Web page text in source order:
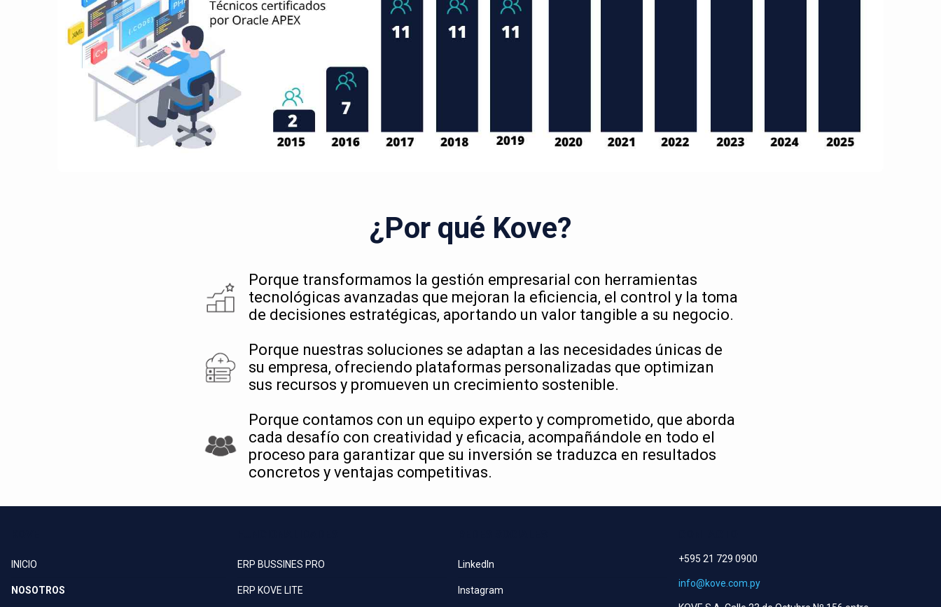
¿Por qué Kove?
Porque transformamos la gestión empresarial con herramientas
tecnológicas avanzadas que mejoran la eficiencia, el control y la toma
de decisiones estratégicas, aportando un valor tangible a su negocio.
Porque nuestras soluciones se adaptan a las necesidades únicas de
su empresa, ofreciendo plataformas personalizadas que optimizan
sus recursos y promueven un crecimiento sostenible.
Porque contamos con un equipo experto y comprometido, que aborda
cada desafío con creatividad y eficacia, acompañándole en todo el
proceso para garantizar que su inversión se traduzca en resultados
concretos y ventajas competitivas.
INICIO
NOSOTROS
ERP BUSSINES PRO
ERP KOVE LITE
LinkedIn
Instagram
+595 21 729 0900
info@kove.com.py